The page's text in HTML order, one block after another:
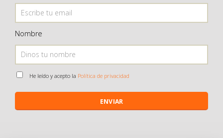
Nombre
He leído y acepto la Política de privacidad
ENVIAR